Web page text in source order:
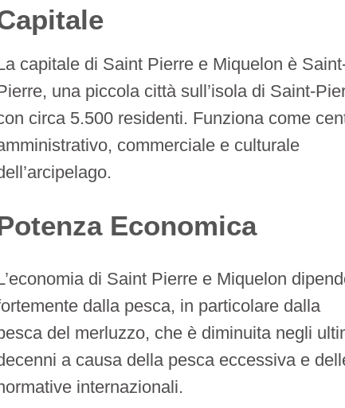
capitale di Saint Pierre e Miquelon è
una piccola città sull’isola di Saint-
circa 5.500 residenti. Funziona come
commerciale e culturale
Economica
di Saint Pierre e Miquelon
dalla pesca, in particolare dalla
del merluzzo, che è diminuita negli
a causa della pesca eccessiva e
internazionali.